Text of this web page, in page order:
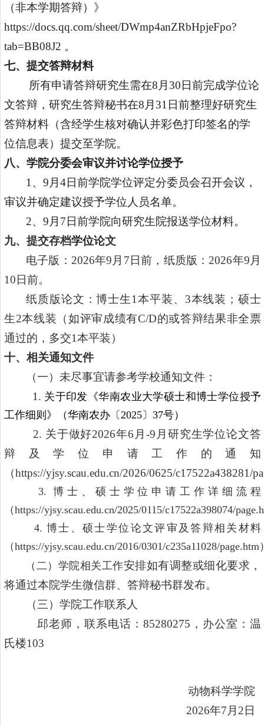
（非本学期答辩） 》
https://docs.qq.com/sheet/DWmp4anZRbHpjeFpo?
tab=BB08J2 。
七、提交答辩材料
所有申请答辩研究生需在8月 30 日前完成学位论
文答辩，研究生答辩秘书在8月 31 日前整理好研究生
答辩材料 （含经学生核对确认并彩色打印签名的学
位信息表）提交至学院。
八、学院分委会审议并讨论学位授予
1、 9月 4日前学院学位评定分委员会召开会议，
审议并确定建议授予学位人员名单。
2、 9月 7 日前学院向研究生院报送学位材料。
九、提交存档学位论文
电子版： 2026年9月 7 日前，纸质版：2026年9月
10 日前。
纸质版论文：博士生1本平装、 3本线装；硕士
生2本线装（如评审成绩有C/D的或答辩结果非全票
通过的，多交1本平装）
十、 相关通知文件
（一）未尽事宜请参考学校通知文件：
1. 关于印发《华南农业大学硕士和博士学位授予
工作细则》（华南农办〔 2025 〕 37号）
2. 关于做好2026年6 月 -9 月研究生学位论文答
辩及学位申请工作的通知
（https://yjsy.scau.edu.cn/2026/0625/c17522a438281/
3. 博士、硕士学位申请工作详细流程
（https://yjsy.scau.edu.cn/2025/0115/c17522a398074/
4.博士、硕士学位论文评审及答辩相关材料
（https://yjsy.scau.edu.cn/2016/0301/c235a11028/page.htm
（二）学院相关工作安排如有调整或细化要求，
将通过本院学生微信群、答辩秘书群发布。
（三） 学院工作联系人
邱老师，联系电话： 85280275 ，办公室：温
氏楼103
动物科学学院
2026年7月 2 日